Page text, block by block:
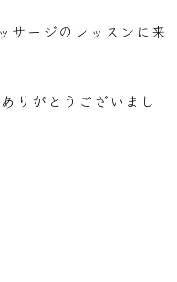
サージのレッスンに来
りがとうございまし